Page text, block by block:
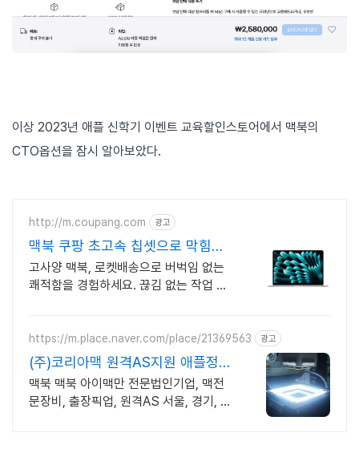
이상 2023년 애플 신학기 이벤트 교육할인스토어에서 맥북의
CTO옵션을 잠시 알아보았다.
http://m.coupang.com 광고
맥북 쿠팡 초고속 칩셋으로 막힘없
이
고사양 맥북, 로켓배송으로 버벅임 없는
쾌적함을 경험하세요. 끊김 없는 작업 환
https://m.place.naver.com/place/21369563 광고
(주)코리아맥 원격AS지원 애플정식
자격보유 신속출장점검
맥북 맥북 아이맥만 전문법인기업, 맥전
문장비, 출장픽업, 원격AS 서울, 경기, 인